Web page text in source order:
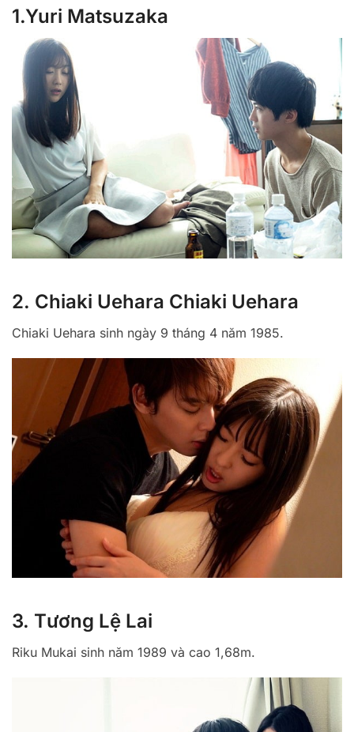
1.Yuri Matsuzaka
2. Chiaki Uehara Chiaki Uehara
Chiaki Uehara sinh ngày 9 tháng 4 năm 1985.
3. Tương Lệ Lai
Riku Mukai sinh năm 1989 và cao 1,68m.